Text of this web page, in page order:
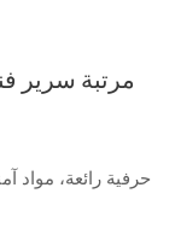
حرفية رائعة، مواد